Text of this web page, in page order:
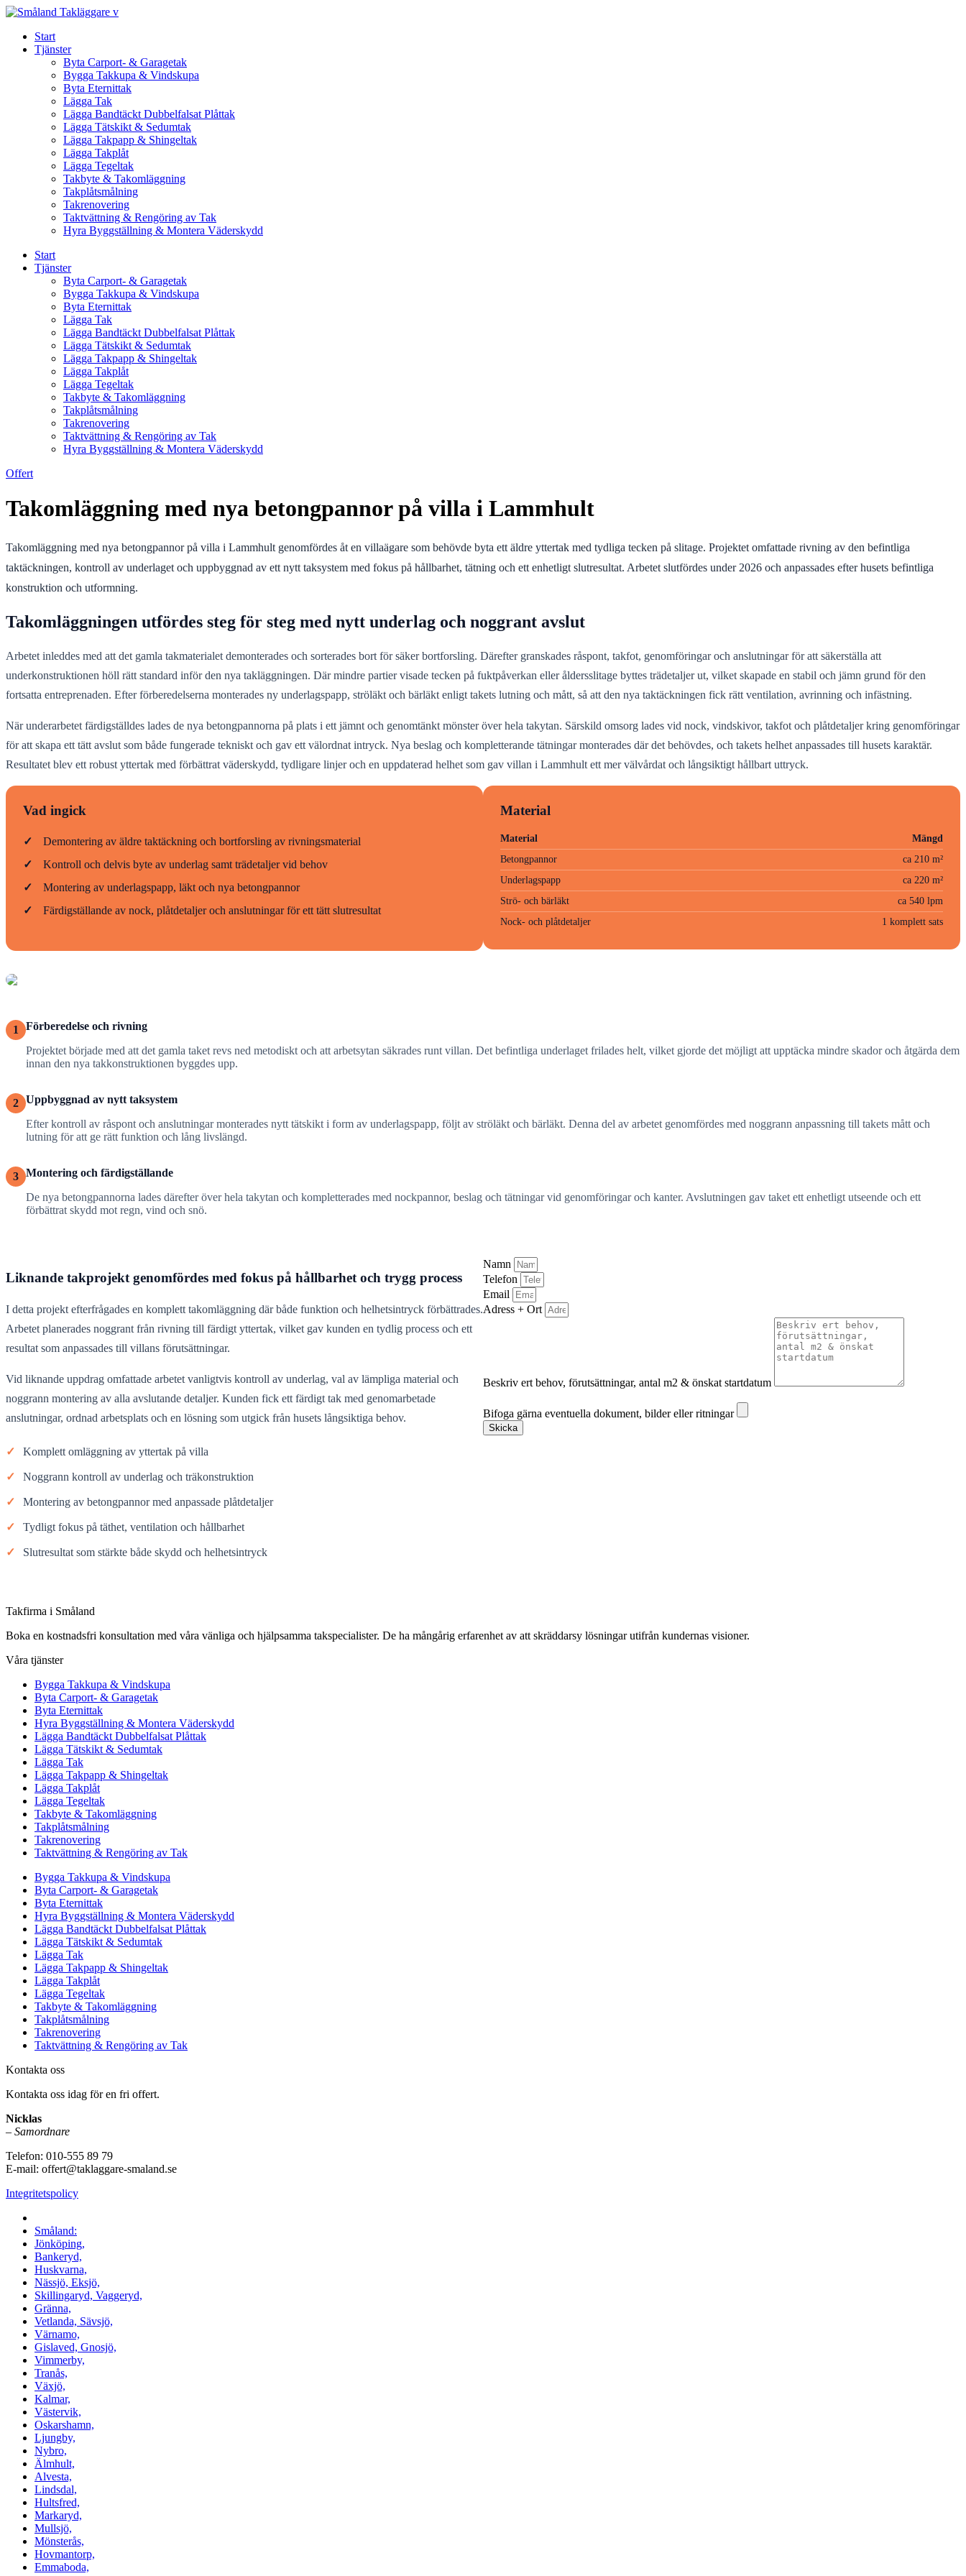
Skip
contentStart
Tjänster
Byta Carport- & Garagetak
Bygga Takkupa & Vindskupa
Byta Eternittak
Lägga Tak
Lägga Bandtäckt Dubbelfalsat Plåttak
Lägga Tätskikt & Sedumtak
Lägga Takpapp & Shingeltak
Lägga Takplåt
Lägga Tegeltak
Takbyte & Takomläggning
Takplåtsmålning
Takrenovering
Taktvättning & Rengöring av Tak
Hyra Byggställning & Montera Väderskydd
Start
Tjänster
Byta Carport- & Garagetak
Bygga Takkupa & Vindskupa
Byta Eternittak
Lägga Tak
Lägga Bandtäckt Dubbelfalsat Plåttak
Lägga Tätskikt & Sedumtak
Lägga Takpapp & Shingeltak
Lägga Takplåt
Lägga Tegeltak
Takbyte & Takomläggning
Takplåtsmålning
Takrenovering
Taktvättning & Rengöring av Tak
Hyra Byggställning & Montera Väderskydd
Offert
Takomläggning med nya betongpannor på villa i Lammhult
Takomläggning med nya betongpannor på villa i Lammhult genomfördes åt en villaägare som behövde byta ett äldre yttertak med tydliga tecken på slitage. Projektet omfattade rivning av den befintliga
taktäckningen, kontroll av underlaget och uppbyggnad av ett nytt taksystem med fokus på hållbarhet, tätning och ett enhetligt slutresultat. Arbetet slutfördes under 2026 och anpassades efter husets befintliga
konstruktion och utformning.
Takomläggningen utfördes steg för steg med nytt underlag och noggrant avslut
Arbetet inleddes med att det gamla takmaterialet demonterades och sorterades bort för säker bortforsling. Därefter granskades råspont, takfot, genomföringar och anslutningar för att säkerställa att
underkonstruktionen höll rätt standard inför den nya takläggningen. Där mindre partier visade tecken på fuktpåverkan eller åldersslitage byttes trädetaljer ut, vilket skapade en stabil och jämn grund för den
fortsatta entreprenaden. Efter förberedelserna monterades ny underlagspapp, ströläkt och bärläkt enligt takets lutning och mått, så att den nya taktäckningen fick rätt ventilation, avrinning och infästning.
När underarbetet färdigställdes lades de nya betongpannorna på plats i ett jämnt och genomtänkt mönster över hela takytan. Särskild omsorg lades vid nock, vindskivor, takfot och plåtdetaljer kring genomföringar
för att skapa ett tätt avslut som både fungerade tekniskt och gav ett välordnat intryck. Nya beslag och kompletterande tätningar monterades där det behövdes, och takets helhet anpassades till husets karaktär.
Resultatet blev ett robust yttertak med förbättrat väderskydd, tydligare linjer och en uppdaterad helhet som gav villan i Lammhult ett mer välvårdat och långsiktigt hållbart uttryck.
Vad ingick
✓
Demontering av äldre taktäckning och bortforsling av rivningsmaterial
✓
Kontroll och delvis byte av underlag samt trädetaljer vid behov
✓
Montering av underlagspapp, läkt och nya betongpannor
✓
Färdigställande av nock, plåtdetaljer och anslutningar för ett tätt slutresultat
Material
Material
Mängd
Betongpannor
ca 210 m²
Underlagspapp
ca 220 m²
Strö- och bärläkt
ca 540 lpm
Nock- och plåtdetaljer
1 komplett sats
1
Förberedelse och rivning
Projektet började med att det gamla taket revs ned metodiskt och att arbetsytan säkrades runt villan. Det befintliga underlaget frilades helt, vilket gjorde det möjligt att upptäcka mindre skador och åtgärda dem
innan den nya takkonstruktionen byggdes upp.
2 Uppbyggnad av nytt taksystem
Efter kontroll av råspont och anslutningar monterades nytt tätskikt i form av underlagspapp, följt av ströläkt och bärläkt. Denna del av arbetet genomfördes med noggrann anpassning till takets mått och
lutning för att ge rätt funktion och lång livslängd.
3 Montering och färdigställande
De nya betongpannorna lades därefter över hela takytan och kompletterades med nockpannor, beslag och tätningar vid genomföringar och kanter. Avslutningen gav taket ett enhetligt utseende och ett
förbättrat skydd mot regn, vind och snö.
Liknande takprojekt genomfördes med fokus på hållbarhet och trygg process
I detta projekt efterfrågades en komplett takomläggning där både funktion och helhetsintryck förbättrades.
Arbetet planerades noggrant från rivning till färdigt yttertak, vilket gav kunden en tydlig process och ett
resultat som anpassades till villans förutsättningar.
Vid liknande uppdrag omfattade arbetet vanligtvis kontroll av underlag, val av lämpliga material och
noggrann montering av alla avslutande detaljer. Kunden fick ett färdigt tak med genomarbetade
anslutningar, ordnad arbetsplats och en lösning som utgick från husets långsiktiga behov.
✓ Komplett omläggning av yttertak på villa
✓ Noggrann kontroll av underlag och träkonstruktion
✓ Montering av betongpannor med anpassade plåtdetaljer
✓ Tydligt fokus på täthet, ventilation och hållbarhet
✓ Slutresultat som stärkte både skydd och helhetsintryck
Namn
Telefon
Email
Adress + Ort
Beskriv ert behov, förutsättningar, antal m2 & önskat startdatum
Bifoga gärna eventuella dokument, bilder eller ritningar
Skicka
Takfirma i Småland
Boka en kostnadsfri konsultation med våra vänliga och hjälpsamma takspecialister. De ha mångårig erfarenhet av att skräddarsy lösningar utifrån kundernas visioner.
Våra tjänster
Bygga Takkupa & Vindskupa
Byta Carport- & Garagetak
Byta Eternittak
Hyra Byggställning & Montera Väderskydd
Lägga Bandtäckt Dubbelfalsat Plåttak
Lägga Tätskikt & Sedumtak
Lägga Tak
Lägga Takpapp & Shingeltak
Lägga Takplåt
Lägga Tegeltak
Takbyte & Takomläggning
Takplåtsmålning
Takrenovering
Taktvättning & Rengöring av Tak
Bygga Takkupa & Vindskupa
Byta Carport- & Garagetak
Byta Eternittak
Hyra Byggställning & Montera Väderskydd
Lägga Bandtäckt Dubbelfalsat Plåttak
Lägga Tätskikt & Sedumtak
Lägga Tak
Lägga Takpapp & Shingeltak
Lägga Takplåt
Lägga Tegeltak
Takbyte & Takomläggning
Takplåtsmålning
Takrenovering
Taktvättning & Rengöring av Tak
Kontakta oss
Kontakta oss idag för en fri offert.
Nicklas
– Samordnare
Telefon: 010-555 89 79
E-mail: offert@taklaggare-smaland.se
Integritetspolicy
Småland:
Jönköping,
Bankeryd,
Huskvarna,
Nässjö, Eksjö,
Skillingaryd, Vaggeryd,
Gränna,
Vetlanda, Sävsjö,
Värnamo,
Gislaved, Gnosjö,
Vimmerby,
Tranås,
Växjö,
Kalmar,
Västervik,
Oskarshamn,
Ljungby,
Nybro,
Älmhult,
Alvesta,
Lindsdal,
Hultsfred,
Markaryd,
Mullsjö,
Mönsterås,
Hovmantorp,
Emmaboda,